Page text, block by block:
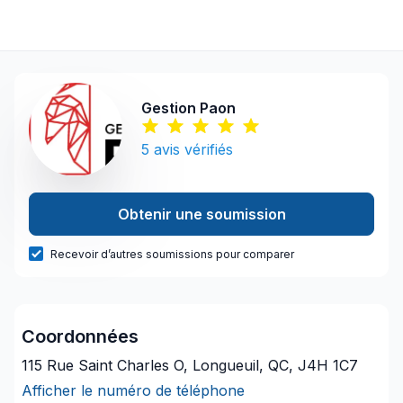
Gestion Paon
5 avis vérifiés
Obtenir une soumission
Recevoir d’autres soumissions pour comparer
Coordonnées
115 Rue Saint Charles O, Longueuil, QC, J4H 1C7
Afficher le numéro de téléphone